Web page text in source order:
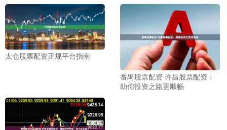
太仓股票配资正规平台指南
番禺股票配资 许昌股票配资：
助你投资之路更顺畅